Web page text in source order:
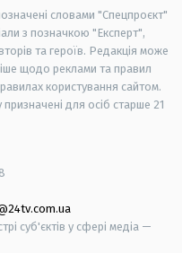
словами "Спецпроєкт"
з позначкою "Експерт",
та героїв. Редакція може
щодо реклами та правил
користування сайтом.
призначені для осіб старше 21
суб'єктів у сфері медіа —